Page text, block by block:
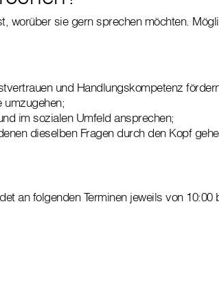
worüber sie gern sprechen möchten.
und Handlungskompetenz
umzugehen;
im sozialen Umfeld ansprechen;
dieselben Fragen durch den Kopf
an folgenden Terminen jeweils von 10:00